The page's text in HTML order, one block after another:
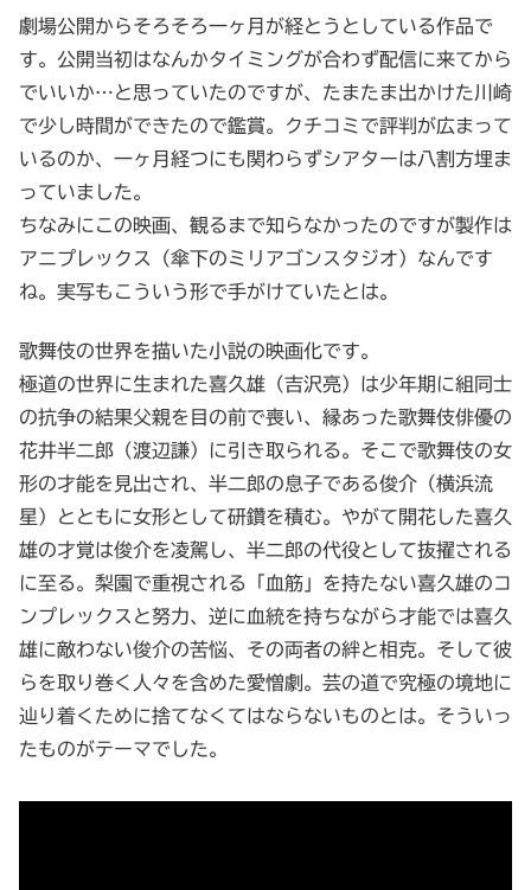
劇場公開からそろそろ一ヶ月が経とうとしている作品で
す。公開当初はなんかタイミングが合わず配信に来てから
でいいか…と思っていたのですが、たまたま出かけた川崎
で少し時間ができたので鑑賞。クチコミで評判が広まって
いるのか、一ヶ月経つにも関わらずシアターは八割方埋ま
っていました。
ちなみにこの映画、観るまで知らなかったのですが製作は
アニプレックス（傘下のミリアゴンスタジオ）なんです
ね。実写もこういう形で手がけていたとは。
歌舞伎の世界を描いた小説の映画化です。
極道の世界に生まれた喜久雄（吉沢亮）は少年期に組同士
の抗争の結果父親を目の前で喪い、縁あった歌舞伎俳優の
花井半二郎（渡辺謙）に引き取られる。そこで歌舞伎の女
形の才能を見出され、半二郎の息子である俊介（横浜流
星）とともに女形として研鑽を積む。やがて開花した喜久
雄の才覚は俊介を凌駕し、半二郎の代役として抜擢される
に至る。梨園で重視される「血筋」を持たない喜久雄のコ
ンプレックスと努力、逆に血統を持ちながら才能では喜久
雄に敵わない俊介の苦悩、その両者の絆と相克。そして彼
らを取り巻く人々を含めた愛憎劇。芸の道で究極の境地に
辿り着くために捨てなくてはならないものとは。そういっ
たものがテーマでした。